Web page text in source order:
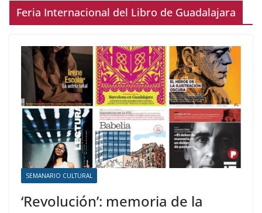
Feria Internacional del Libro de Guadalajara
SEMANARIO CULTURAL
‘Revolución’: memoria de la